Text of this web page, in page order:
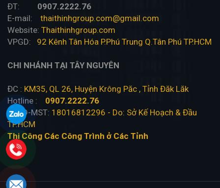
ĐT: 0907.2222.76
E-mail: thaithinhgroup.com@gmail.com
Website: Thaithinhgroup.com
VPGD: 92 Kênh Tân Hóa P.Phú Trung Q.Tân Phú TP.HCM
CHI NHÁNH TẠI TÂY NGUYÊN
ĐC : KM35, QL 26, Huyện Krông Păc , Tỉnh Đăk Lăk
Hotline :
0907.2222.76
ĐKKD-MST: 18016812296 - Do: Sở Kế Hoạch & Đầu
TP.HCM
Thi Công Các Công Trình ở Các Tỉnh